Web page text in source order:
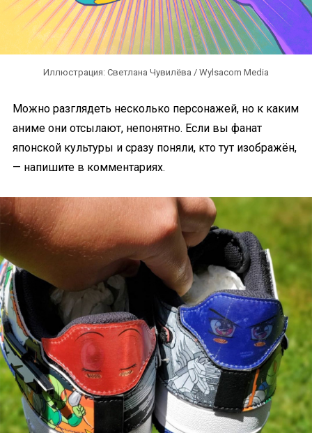
Иллюстрация: Светлана Чувилёва / Wylsacom Media
Можно разглядеть несколько персонажей, но к каким
аниме они отсылают, непонятно. Если вы фанат
японской культуры и сразу поняли, кто тут изображён,
— напишите в комментариях.